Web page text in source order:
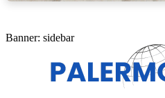
Banner: sidebar